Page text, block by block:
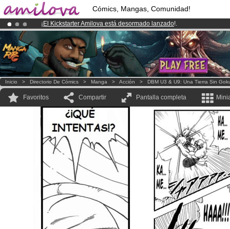
Cómics, Mangas, Comunidad!
¡ El Kickstarter Amilova está desormado lanzado!.
¡Conviertete en Premium por3.95 eurosal mes!Hazte Premium ya
¡Ya tenemos 100000miembrosy 1000 Cómics y Mangas!.
Inicio > Directorio De Cómics > Manga > Acción > DBM U3 & U9: Una Tierra Sin
Favoritos Compartir Pantalla completa